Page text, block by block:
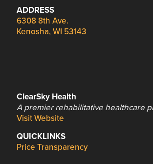
ADDRESS
6308 8th Ave.
Kenosha, WI 53143
ClearSky Health
A premier rehabilitative healthcare
Visit Website
QUICKLINKS
Price Transparency